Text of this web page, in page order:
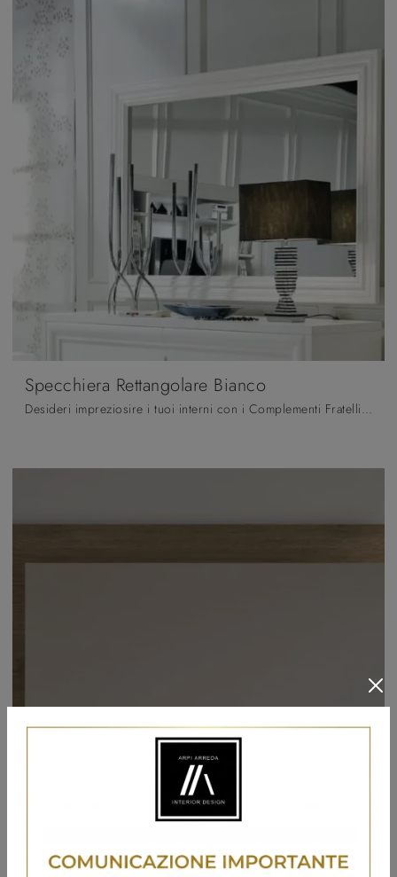
Specchiera Rettangolare Bianco
Desideri impreziosire i tuoi interni con i Complementi Fratelli Mirandola? Ti presentiamo diversi modelli di specchi in laccato come Specchiera ...
Specchiera Rettangolare Legno